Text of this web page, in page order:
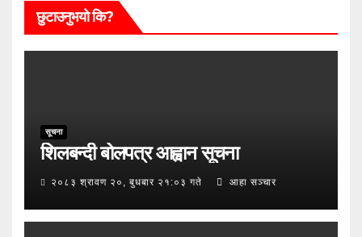
छुटाउनुभयो कि?
सूचना
शिलबन्दी बोलपत्र आह्वान सूचना
२०८३ श्रावण २०, बुधबार २१:०३ गते आहा सञ्चार